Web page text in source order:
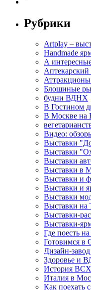
Рубрики
Artplay –
Handmade
А
Аптекарский
Блошиные
будни ВДНХ
В Гостином
В Москве
Видео:
Выставки
Выставки
Выставки
Выставки в
Выставки и
Выставки и
Выставки
Выставки
Выставки-
Выставки-
Где поесть
Готовимся в
Дизайн-
Здоровье и
История
Италия в
Как поехать